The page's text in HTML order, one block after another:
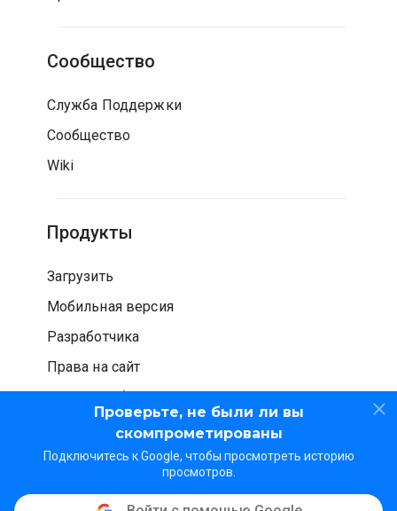
Проверьте, не были ли вы
скомпрометированы
Подключитесь к Google, чтобы просмотреть историю
просмотров.
Сообщество
Служба Поддержки
Сообщество
Wiki
Продукты
Загрузить
Мобильная версия
Разработчика
Права на сайт
Проверка безопасности